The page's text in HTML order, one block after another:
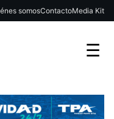
somosContactoMedia Kit
☰